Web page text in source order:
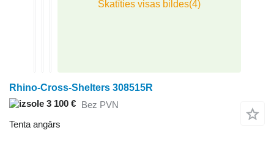
Rhino-Cross-Shelters 308515R
3 100 € Bez PVN
Tenta angārs